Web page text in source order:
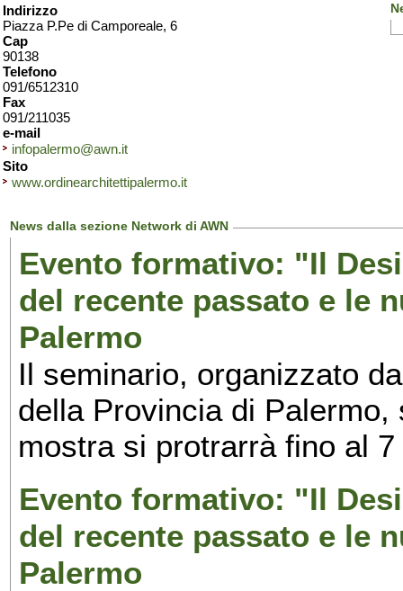
Indirizzo
Piazza P.Pe di Camporeale, 6
Cap
90138
Telefono
091/6512310
Fax
091/211035
e-mail
infopalermo@awn.it
Sito
www.ordinearchitettipalermo.it
News dalla sezione Network di AWN
Evento formativo: "Il
del recente passato e le
Palermo
Il seminario, organizzato
della Provincia di
mostra si protrarrà fino al
Evento formativo: "Il
del recente passato e le
Palermo